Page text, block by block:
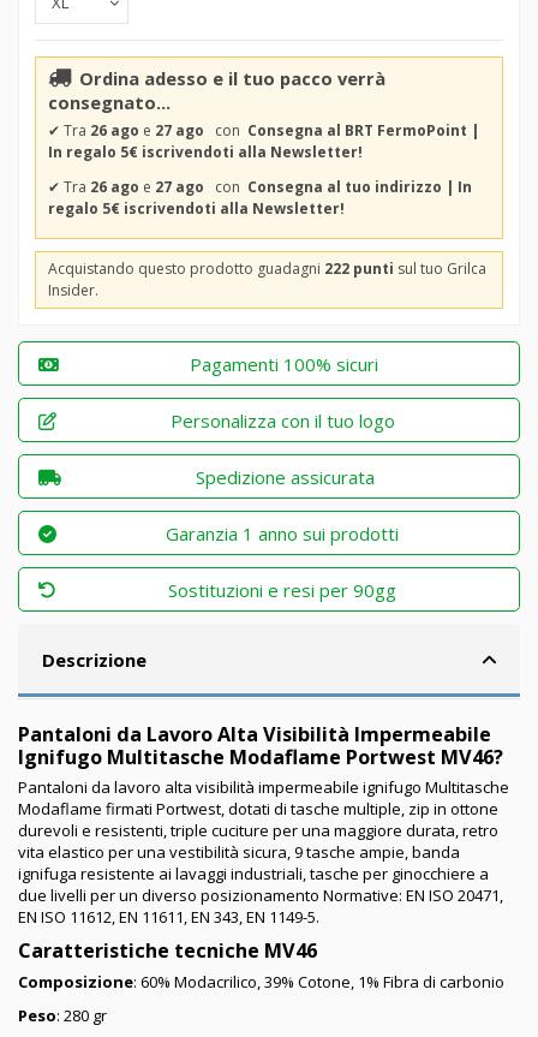
Ordina adesso e il tuo pacco verrà
consegnato...
✔ Tra 26 ago e 27 ago con Consegna al BRT FermoPoint |
In regalo 5€ iscrivendoti alla Newsletter!
✔ Tra 26 ago e 27 ago con Consegna al tuo indirizzo | In
regalo 5€ iscrivendoti alla Newsletter!
Acquistando questo prodotto guadagni 222 punti sul tuo Grilca
Insider.
Pagamenti 100% sicuri
Personalizza con il tuo logo
Spedizione assicurata
Garanzia 1 anno sui prodotti
Sostituzioni e resi per 90gg
Descrizione
Pantaloni da Lavoro Alta Visibilità Impermeabile
Ignifugo Multitasche Modaflame Portwest MV46?
Pantaloni da lavoro alta visibilità impermeabile ignifugo Multitasche
Modaflame firmati Portwest, dotati di tasche multiple, zip in ottone
durevoli e resistenti, triple cuciture per una maggiore durata, retro
vita elastico per una vestibilità sicura, 9 tasche ampie, banda
ignifuga resistente ai lavaggi industriali, tasche per ginocchiere a
due livelli per un diverso posizionamento Normative: EN ISO 20471,
EN ISO 11612, EN 11611, EN 343, EN 1149-5.
Caratteristiche tecniche MV46
Composizione: 60% Modacrilico, 39% Cotone, 1% Fibra di carbonio
Peso: 280 gr